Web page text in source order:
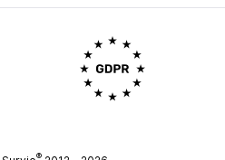
®